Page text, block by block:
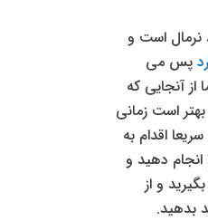
نرمال است و
پس می
از آنجایی که
است زمانی
اقدام به
انجام دهید و
و از
بدهید.